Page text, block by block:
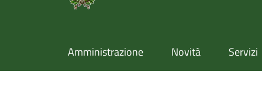
Amministrazione Novità Servizi